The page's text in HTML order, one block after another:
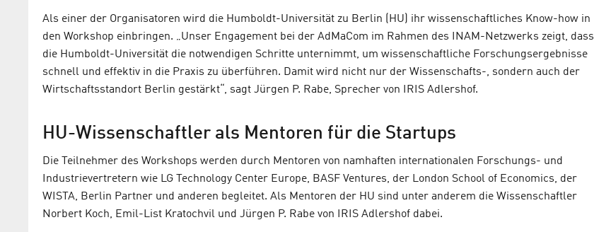
Als einer der Organisatoren wird die Humboldt-Universität zu Berlin (HU) ihr wissenschaftliches Know-how in
den Workshop einbringen. „Unser Engagement bei der AdMaCom im Rahmen des INAM-Netzwerks zeigt, dass
die Humboldt-Universität die notwendigen Schritte unternimmt, um wissenschaftliche Forschungsergebnisse
schnell und effektiv in die Praxis zu überführen. Damit wird nicht nur der Wissenschafts-, sondern auch der
Wirtschaftsstandort Berlin gestärkt“, sagt Jürgen P. Rabe, Sprecher von IRIS Adlershof.
HU-Wissenschaftler als Mentoren für die Startups
Die Teilnehmer des Workshops werden durch Mentoren von namhaften internationalen Forschungs- und
Industrievertretern wie LG Technology Center Europe, BASF Ventures, der London School of Economics, der
WISTA, Berlin Partner und anderen begleitet. Als Mentoren der HU sind unter anderem die Wissenschaftler
Norbert Koch, Emil-List Kratochvil und Jürgen P. Rabe von IRIS Adlershof dabei.